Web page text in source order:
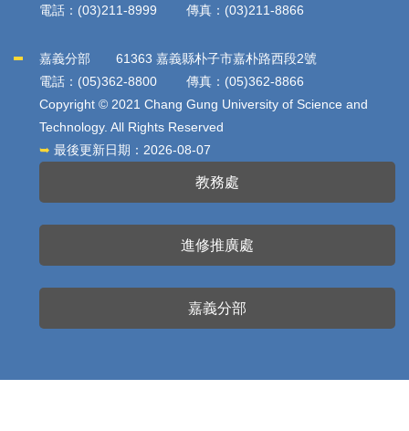
電話：(03)211-8999 傳真：(03)211-8866
嘉義分部 61363 嘉義縣朴子市嘉朴路西段2號
電話：(05)362-8800 傳真：(05)362-8866
Copyright © 2021 Chang Gung University of Science and
Technology. All Rights Reserved
2026-08-07
➥ 最後更新日期：
教務處
進修推廣處
嘉義分部